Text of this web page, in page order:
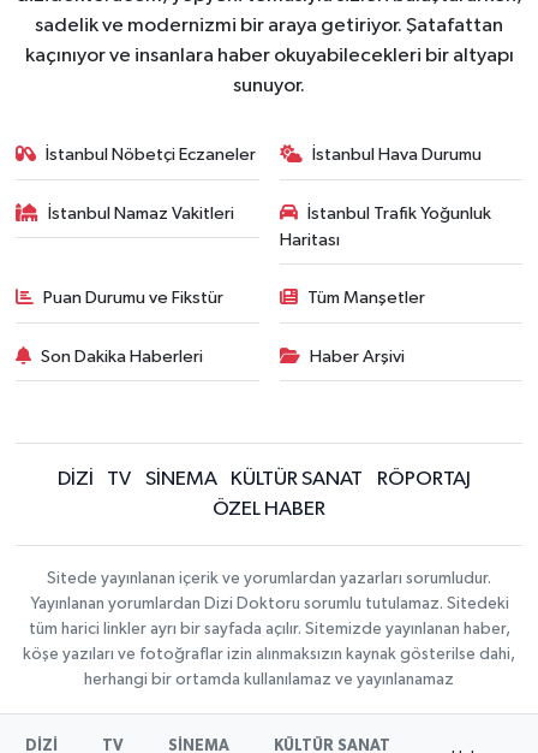
sadelik ve modernizmi bir araya getiriyor. Şatafattan
kaçınıyor ve insanlara haber okuyabilecekleri bir altyapı
sunuyor.
İstanbul Nöbetçi Eczaneler İstanbul Hava Durumu
İstanbul Namaz Vakitleri
İstanbul Trafik Yoğunluk
Haritası
Puan Durumu ve Fikstür Tüm Manşetler
Son Dakika Haberleri Haber Arşivi
DİZİ TV SİNEMA KÜLTÜR SANAT
RÖPORTAJ
ÖZEL HABER
Sitede yayınlanan içerik ve yorumlardan yazarları sorumludur.
Yayınlanan yorumlardan Dizi Doktoru sorumlu tutulamaz. Sitedeki
tüm harici linkler ayrı bir sayfada açılır. Sitemizde yayınlanan haber,
köşe yazıları ve fotoğraflar izin alınmaksızın kaynak gösterilse dahi,
herhangi bir ortamda kullanılamaz ve yayınlanamaz
DİZİ TV SİNEMA KÜLTÜR SANAT